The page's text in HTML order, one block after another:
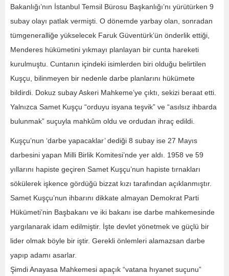
Bakanlığı’nın İstanbul Temsil Bürosu Başkanlığı’nı yürütürken 9
subay olayı patlak vermişti. O dönemde yarbay olan, sonradan
tümgeneralliğe yükselecek Faruk Güventürk’ün önderlik ettiği,
Menderes hükümetini yıkmayı planlayan bir cunta hareketi
kurulmuştu. Cuntanın içindeki isimlerden biri olduğu belirtilen
Kuşçu, bilinmeyen bir nedenle darbe planlarını hükümete
bildirdi. Dokuz subay Askeri Mahkeme’ye çıktı, sekizi beraat etti.
Yalnızca Samet Kuşçu “orduyu isyana teşvik” ve “asılsız ihbarda
bulunmak” suçuyla mahkûm oldu ve ordudan ihraç edildi.
Kuşçu’nun ‘darbe yapacaklar’ dediği 8 subay ise 27 Mayıs
darbesini yapan Milli Birlik Komitesi’nde yer aldı. 1958 ve 59
yıllarını hapiste geçiren Samet Kuşçu’nun hapiste tırnakları
sökülerek işkence gördüğü bizzat kızı tarafından açıklanmıştır.
Samet Kuşçu’nun ihbarını dikkate almayan Demokrat Parti
Hükümeti’nin Başbakanı ve iki bakanı ise darbe mahkemesinde
yargılanarak idam edilmiştir. İşte devlet yönetmek ve güçlü bir
lider olmak böyle bir iştir. Gerekli önlemleri alamazsan darbe
yapıp adamı asarlar.
Şimdi Anayasa Mahkemesi apaçık “vatana hıyanet suçunu”